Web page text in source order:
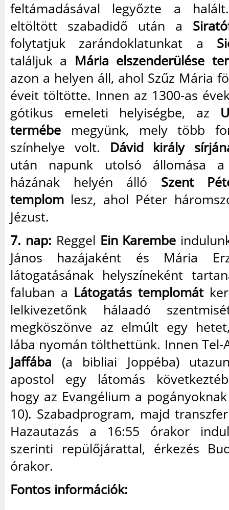
feltámadásával legyőzte a
eltöltött szabadidő után a
folytatjuk zarándoklatunkat a
találjuk a Mária elszenderülése
azon a helyen áll, ahol Szűz Mária
éveit töltötte. Innen az 1300-as
gótikus emeleti helyiségbe, az
termébe megyünk, mely több
színhelye volt. Dávid király
után napunk utolsó állomása
házának helyén álló Szent
templom lesz, ahol Péter
Jézust.
7. nap: Reggel Ein Karembe
János hazájaként és Mária
látogatásának helyszíneként
faluban a Látogatás templomát
lelkivezetőnk hálaadó
megköszönve az elmúlt egy
lába nyomán tölthettünk. Innen Tel-
Jaffába (a bibliai Joppéba)
apostol egy látomás
hogy az Evangélium a
10). Szabadprogram, majd
Hazautazás a 16:55 órakor
szerinti repülőjárattal, érkezés
órakor.
Fontos információk: